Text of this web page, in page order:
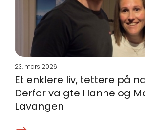
23. mars 2026
Et enklere liv, tettere på
Derfor valgte Hanne og
Lavangen